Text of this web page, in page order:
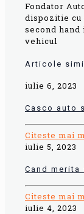
Fondator
dispozitie
second
vehicul
Articole
iulie 6, 2023
Casco auto
Citeste mai
iulie 5, 2023
Cand merita
Citeste mai
iulie 4, 2023